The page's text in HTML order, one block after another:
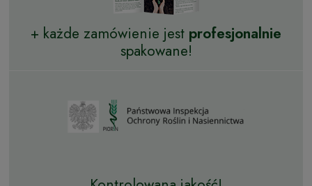
+ każde zamówienie jest profesjonalnie
spakowane!